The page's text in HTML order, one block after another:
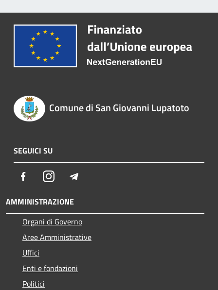
Comune di San Giovanni Lupatoto
SEGUICI SU
FacebookInstagram
AMMINISTRAZIONE
Organi di Governo
Aree Amministrative
Uffici
Enti e fondazioni
Politici